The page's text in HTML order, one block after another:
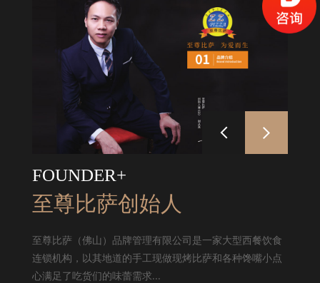
FOUNDER+
至尊比萨创始人
至尊比萨（佛山）品牌管理有限公司是一家大型西餐饮食
连锁机构，以其地道的手工现做现烤比萨和各种馋嘴小点
心满足了吃货们的味蕾需求...